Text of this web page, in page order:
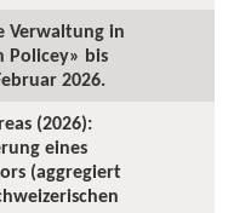
Verwaltung in
Policey» bis
2026.
(2026):
eines
(aggregiert